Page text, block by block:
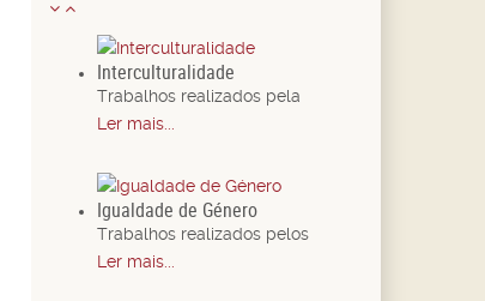
Interculturalidade
Trabalhos realizados pela
Ler mais...
Igualdade de Género
Trabalhos realizados pelos
Ler mais...